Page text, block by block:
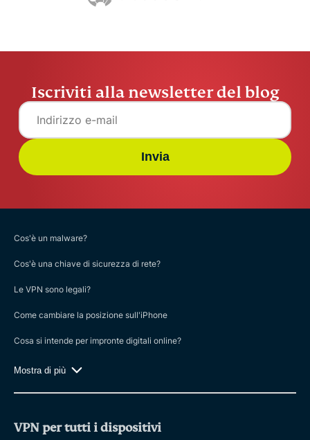
Iscriviti alla newsletter del blog
Invia
Cos'è un malware?
Cos'è una chiave di sicurezza di rete?
Le VPN sono legali?
Come cambiare la posizione sull'iPhone
Cosa si intende per impronte digitali online?
Mostra di più
VPN per tutti i dispositivi